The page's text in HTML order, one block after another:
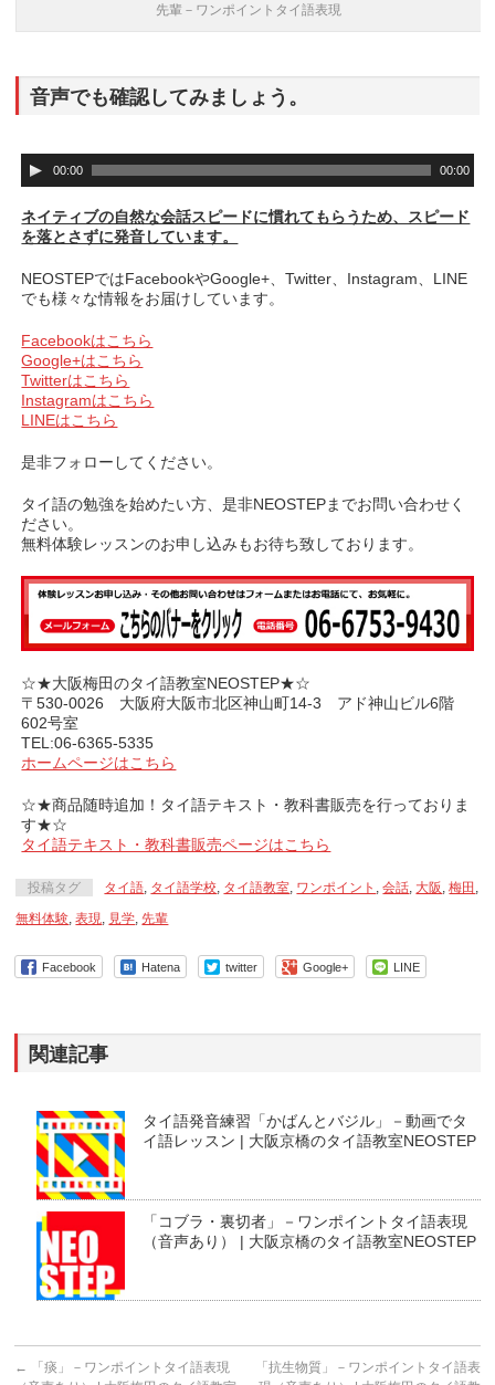
先輩－ワンポイントタイ語表現
音声でも確認してみましょう。
音
声
レ
ー
ー
00:00 00:00
ネイティブの自然な会話スピードに慣れてもらうため、スピード
を落とさずに発音しています。
NEOSTEPではFacebookやGoogle+、Twitter、Instagram、LINE
でも様々な情報をお届けしています。
Facebookはこちら
Google+はこちら
Twitterはこちら
Instagramはこちら
LINEはこちら
是非フォローしてください。
タイ語の勉強を始めたい方、是非NEOSTEPまでお問い合わせく
ださい。
無料体験レッスンのお申し込みもお待ち致しております。
☆★大阪梅田のタイ語教室NEOSTEP★☆
〒530-0026 大阪府大阪市北区神山町14-3 アド神山ビル6階
602号室
TEL:06-6365-5335
ホームページはこちら
☆★商品随時追加！タイ語テキスト・教科書販売を行っておりま
す★☆
タイ語テキスト・教科書販売ページはこちら
投稿タグ タイ語, タイ語学校, タイ語教室, ワンポイント ,会話, 大阪,梅田 ,
無料体験,表現, 見学, 先輩
Facebook Hatena twitter Google+ LINE
関連記事
タイ語発音練習「かばんとバジル」－動画でタ
イ語レッスン | 大阪京橋のタイ語教室NEOSTEP
「コブラ・裏切者」－ワンポイントタイ語表現
（音声あり） | 大阪京橋のタイ語教室NEOSTEP
←
「痰」－ワンポイントタイ語表現
「抗生物質」－ワンポイントタイ語表